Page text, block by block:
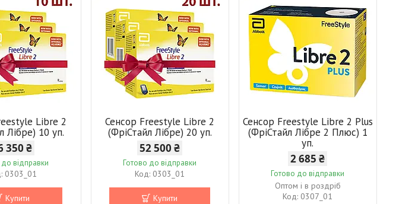
Libre 2
Лібре) 10 уп.
350 ₴
відправки
0303_01
Купити
Сенсор Freestyle Libre 2
(ФріСтайл Лібре) 20 уп.
52 500 ₴
Готово до відправки
0303_01
Купити
Сенсор Freestyle Libre 2 Plus
(ФріСтайл Лібре 2 Плюс) 1
уп.
2 685 ₴
Готово до відправки
Оптом і в роздріб
0307_01